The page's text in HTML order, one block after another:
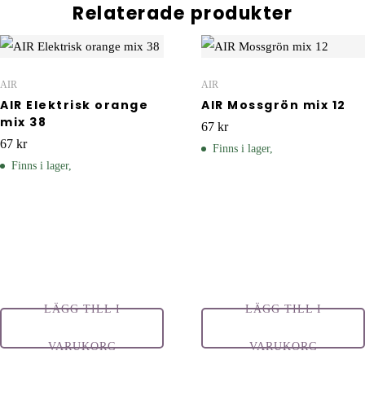
Relaterade produkter
AIR
AIR Elektrisk orange
mix 38
67 kr
Finns i lager,
LÄGG TILL I
VARUKORG
AIR
AIR Mossgrön mix 12
67 kr
Finns i lager,
LÄGG TILL I
VARUKORG